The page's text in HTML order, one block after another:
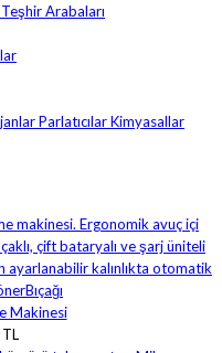
Arabaları
Parlatıcılar Kimyasallar
Makinesi